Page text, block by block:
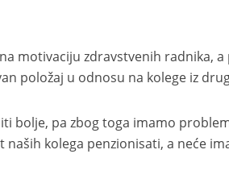
motivaciju zdravstvenih radnika,
položaj u odnosu na kolege iz
bolje, pa zbog toga imamo
kolega penzionisati, a neće